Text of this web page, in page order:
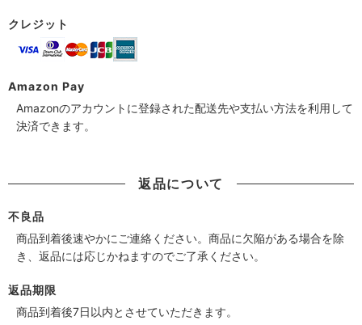
クレジット
Amazon Pay
Amazonのアカウントに登録された配送先や支払い方法を利用して
決済できます。
返品について
不良品
商品到着後速やかにご連絡ください。商品に欠陥がある場合を除
き、返品には応じかねますのでご了承ください。
返品期限
商品到着後7日以内とさせていただきます。